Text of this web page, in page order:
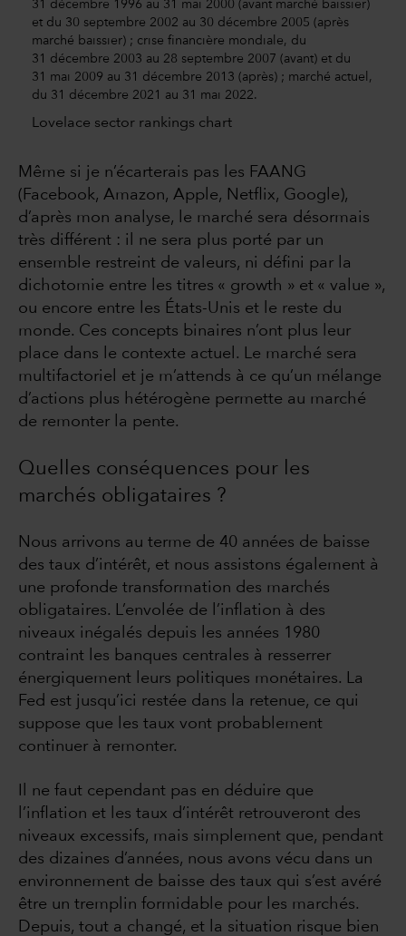
31 décembre 1996 au 31 mai 2000 (avant marché baissier)
et du 30 septembre 2002 au 30 décembre 2005 (après
marché baissier) ; crise financière mondiale, du
31 décembre 2003 au 28 septembre 2007 (avant) et du
31 mai 2009 au 31 décembre 2013 (après) ; marché actuel,
du 31 décembre 2021 au 31 mai 2022.
Lovelace sector rankings chart
Même si je n’écarterais pas les FAANG
(Facebook, Amazon, Apple, Netflix, Google),
d’après mon analyse, le marché sera désormais
très différent : il ne sera plus porté par un
ensemble restreint de valeurs, ni défini par la
dichotomie entre les titres « growth » et « value »,
ou encore entre les États-Unis et le reste du
monde. Ces concepts binaires n’ont plus leur
place dans le contexte actuel. Le marché sera
multifactoriel et je m’attends à ce qu’un mélange
d’actions plus hétérogène permette au marché
de remonter la pente.
Quelles conséquences pour les
marchés obligataires ?
Nous arrivons au terme de 40 années de baisse
des taux d’intérêt, et nous assistons également à
une profonde transformation des marchés
obligataires. L’envolée de l’inflation à des
niveaux inégalés depuis les années 1980
contraint les banques centrales à resserrer
énergiquement leurs politiques monétaires. La
Fed est jusqu’ici restée dans la retenue, ce qui
suppose que les taux vont probablement
continuer à remonter.
Il ne faut cependant pas en déduire que
l’inflation et les taux d’intérêt retrouveront des
niveaux excessifs, mais simplement que, pendant
des dizaines d’années, nous avons vécu dans un
environnement de baisse des taux qui s’est avéré
être un tremplin formidable pour les marchés.
Depuis, tout a changé, et la situation risque bien